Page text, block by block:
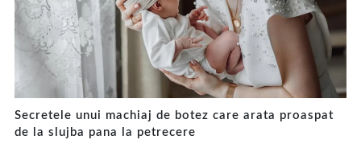
Secretele unui machiaj de botez care arata proaspat
de la slujba pana la petrecere